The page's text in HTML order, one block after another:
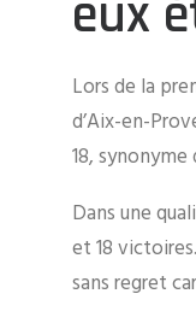
eux
Lors de la
d’Aix-en-
18,
Dans une
et 18
sans regret